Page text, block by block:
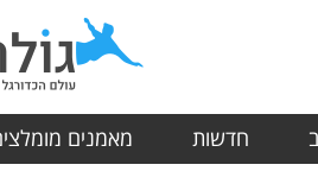
חדשות מאמנים